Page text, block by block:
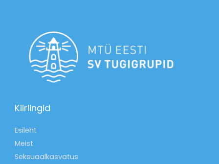
Kiirlingid
Esileht
Meist
Seksuaalkasvatus